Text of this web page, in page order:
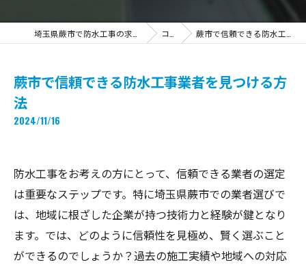
コラム 蕨市で信頼できる防水工事業者を見つける方法
蕨市で信頼できる防水工事業者を見つける方
法
2024/11/16
防水工事をお考えの方にとって、信頼できる業者の選定
は重要なステップです。特に埼玉県蕨市での業者選びで
は、地域に根ざした企業が持つ技術力と経験が鍵となり
ます。では、どのように信頼性を見極め、賢く選ぶこと
ができるのでしょうか？過去の施工実績や地域への対応